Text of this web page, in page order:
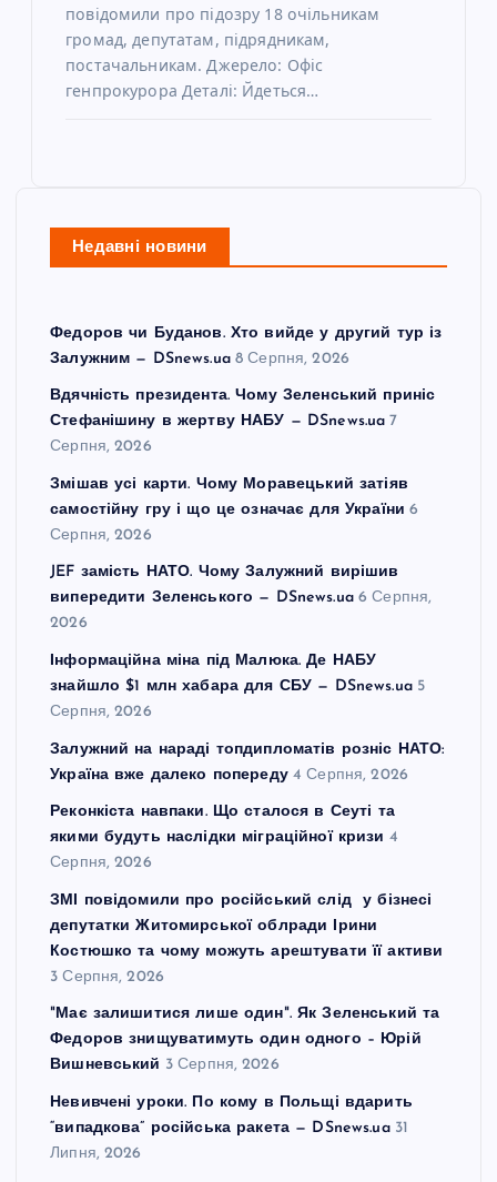
повідомили про підозру 18 очільникам
громад, депутатам, підрядникам,
постачальникам. Джерело: Офіс
генпрокурора Деталі: Йдеться…
Недавні новини
Федоров чи Буданов. Хто вийде у другий тур із
Залужним — DSnews.ua 8 Серпня, 2026
Вдячність президента. Чому Зеленський приніс
Стефанішину в жертву НАБУ — DSnews.ua 7
Серпня, 2026
Змішав усі карти. Чому Моравецький затіяв
самостійну гру і що це означає для України 6
Серпня, 2026
JEF замість НАТО. Чому Залужний вирішив
випередити Зеленського — DSnews.ua 6 Серпня,
2026
Інформаційна міна під Малюка. Де НАБУ
знайшло $1 млн хабара для СБУ — DSnews.ua 5
Серпня, 2026
Залужний на нараді топдипломатів розніс НАТО:
Україна вже далеко попереду 4 Серпня, 2026
Реконкіста навпаки. Що сталося в Сеуті та
якими будуть наслідки міграційної кризи 4
Серпня, 2026
ЗМІ повідомили про російський слід у бізнесі
депутатки Житомирської облради Ірини
Костюшко та чому можуть арештувати її активи
3 Серпня, 2026
"Має залишитися лише один". Як Зеленський та
Федоров знищуватимуть один одного – Юрій
Вишневський 3 Серпня, 2026
Невивчені уроки. По кому в Польщі вдарить
“випадкова” російська ракета — DSnews.ua 31
Липня, 2026